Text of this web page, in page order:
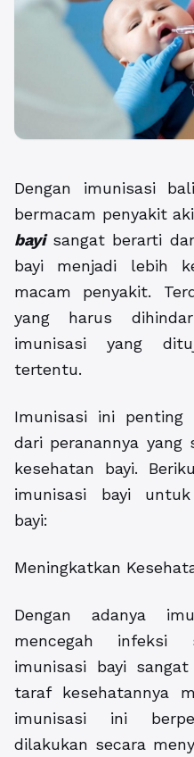
Dengan imunisasi
bermacam penyakit
bayisangat berarti
bayi menjadi lebih
macam penyakit.
yang harus
imunisasi yang
tertentu.
Imunisasi ini penting
dari peranannya
kesehatan bayi.
imunisasi bayi
bayi:
Meningkatkan
Dengan adanya
mencegah infeksi
imunisasi bayi
taraf kesehatannya
imunisasi ini
dilakukan secara